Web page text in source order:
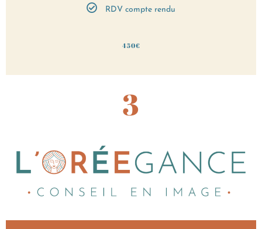
RDV compte rendu
450€
3